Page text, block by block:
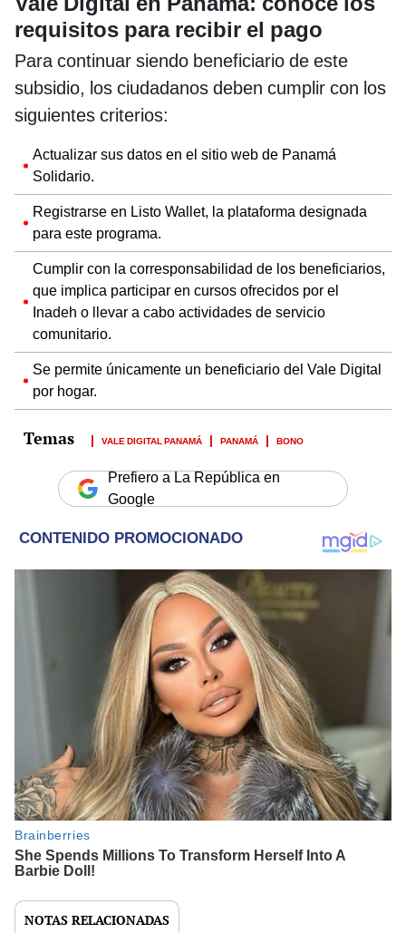
requisitos para recibir el pago
Para continuar siendo beneficiario de este
subsidio, los ciudadanos deben cumplir con los
siguientes criterios:
Actualizar sus datos en el sitio web de Panamá
Solidario.
Registrarse en Listo Wallet, la plataforma designada
para este programa.
Cumplir con la corresponsabilidad de los beneficiarios,
que implica participar en cursos ofrecidos por el
Inadeh o llevar a cabo actividades de servicio
comunitario.
Se permite únicamente un beneficiario del Vale Digital
por hogar.
VALE DIGITAL PANAMÁ PANAMÁ BONO
Prefiero a La República en
Google
NOTAS RELACIONADAS